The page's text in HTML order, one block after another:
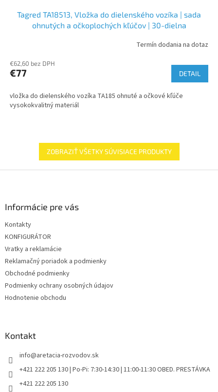
Tagred TA18513, Vložka do dielenského vozíka | sada
ohnutých a očkoplochých kľúčov | 30-dielna
Termín dodania na dotaz
€62,60 bez DPH
€77 DETAIL
vložka do dielenského vozíka TA185 ohnuté a očkové kľúče
vysokokvalitný materiál
ZOBRAZIŤ VŠETKY SÚVISIACE PRODUKTY
Informácie pre vás
Kontakty
KONFIGURÁTOR
Vratky a reklamácie
Reklamačný poriadok a podmienky
Obchodné podmienky
Podmienky ochrany osobných údajov
Hodnotenie obchodu
Kontakt
info@aretacia-rozvodov.sk
+421 222 205 130 | Po-Pi: 7:30-14:30 | 11:00-11:30 OBED. PRESTÁVKA
+421 222 205 130